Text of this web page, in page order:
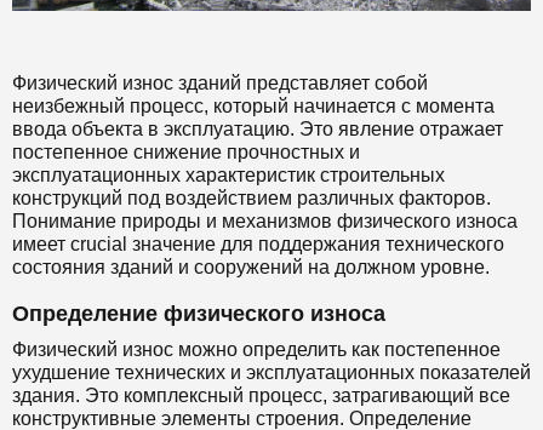
Физический износ зданий представляет собой
неизбежный процесс, который начинается с момента
ввода объекта в эксплуатацию. Это явление отражает
постепенное снижение прочностных и
эксплуатационных характеристик строительных
конструкций под воздействием различных факторов.
Понимание природы и механизмов физического износа
имеет crucial значение для поддержания технического
состояния зданий и сооружений на должном уровне.
Определение физического износа
Физический износ можно определить как постепенное
ухудшение технических и эксплуатационных показателей
здания. Это комплексный процесс, затрагивающий все
конструктивные элементы строения. Определение